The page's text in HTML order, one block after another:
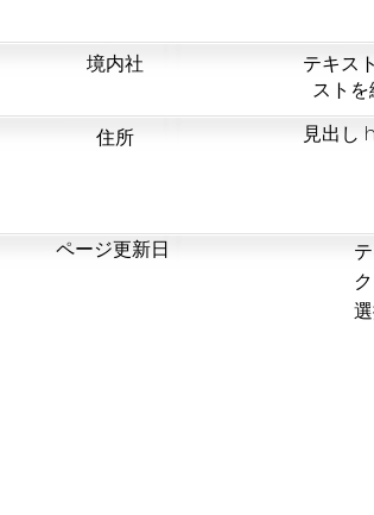
テキス
スト
​境内社
見出し
​住所
​ページ更新日